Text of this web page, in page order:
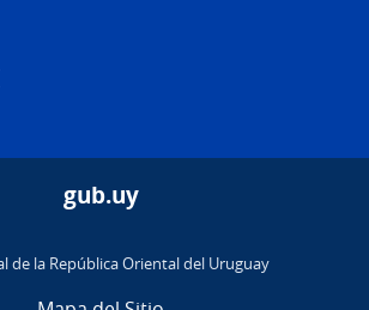
gub.uy
de la República Oriental del Uruguay